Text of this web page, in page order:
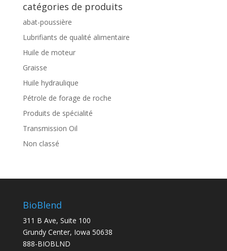
catégories de produits
abat-poussière
Lubrifiants de qualité alimentaire
Huile de moteur
Graisse
Huile hydraulique
Pétrole de forage de roche
Produits de spécialité
Transmission Oil
Non classé
BioBlend
311 B Ave, Suite 100
Grundy Center, Iowa 50638
888-BIOBLND